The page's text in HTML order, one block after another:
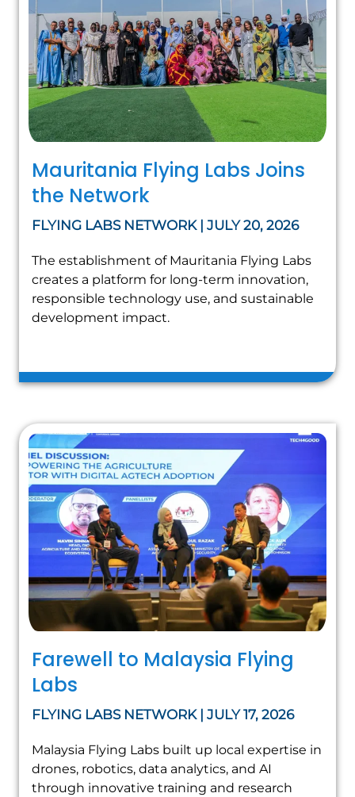
Mauritania Flying Labs Joins
the Network
FLYING LABS NETWORK | JULY 20, 2026
The establishment of Mauritania Flying Labs
creates a platform for long-term innovation,
responsible technology use, and sustainable
development impact.
Farewell to Malaysia Flying
Labs
FLYING LABS NETWORK | JULY 17, 2026
Malaysia Flying Labs built up local expertise in
drones, robotics, data analytics, and AI
through innovative training and research